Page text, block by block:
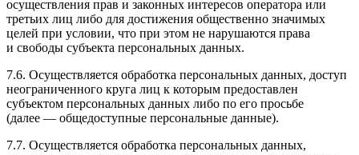
осуществления прав и законных интересов оператора или
третьих лиц либо для достижения общественно значимых
целей при условии, что при этом не нарушаются права
и свободы субъекта персональных данных.
7.6. Осуществляется обработка персональных данных, доступ
неограниченного круга лиц к которым предоставлен
субъектом персональных данных либо по его просьбе
(далее — общедоступные персональные данные).
7.7. Осуществляется обработка персональных данных,